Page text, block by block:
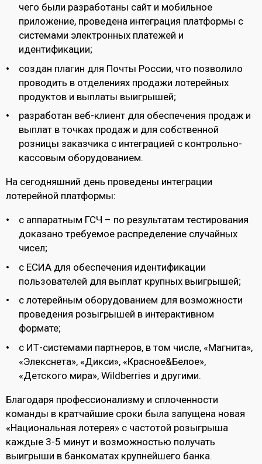
чего были разработаны сайт и мобильное
приложение, проведена интеграция платформы с
системами электронных платежей и
идентификации;
создан плагин для Почты России, что позволило
проводить в отделениях продажи лотерейных
продуктов и выплаты выигрышей;
разработан веб-клиент для обеспечения продаж и
выплат в точках продаж и для собственной
розницы заказчика с интеграцией с контрольно-
кассовым оборудованием.
На сегодняшний день проведены интеграции
лотерейной платформы:
с аппаратным ГСЧ – по результатам тестирования
доказано требуемое распределение случайных
чисел;
с ЕСИА для обеспечения идентификации
пользователей для выплат крупных выигрышей;
с лотерейным оборудованием для возможности
проведения розыгрышей в интерактивном
формате;
с ИТ-системами партнеров, в том числе, «Магнита»,
«Элекснета», «Дикси», «Красное&Белое»,
«Детского мира», Wildberries и другими.
Благодаря профессионализму и сплоченности
команды в кратчайшие сроки была запущена новая
«Национальная лотерея» с частотой розыгрыша
каждые 3-5 минут и возможностью получать
выигрыши в банкоматах крупнейшего банка.